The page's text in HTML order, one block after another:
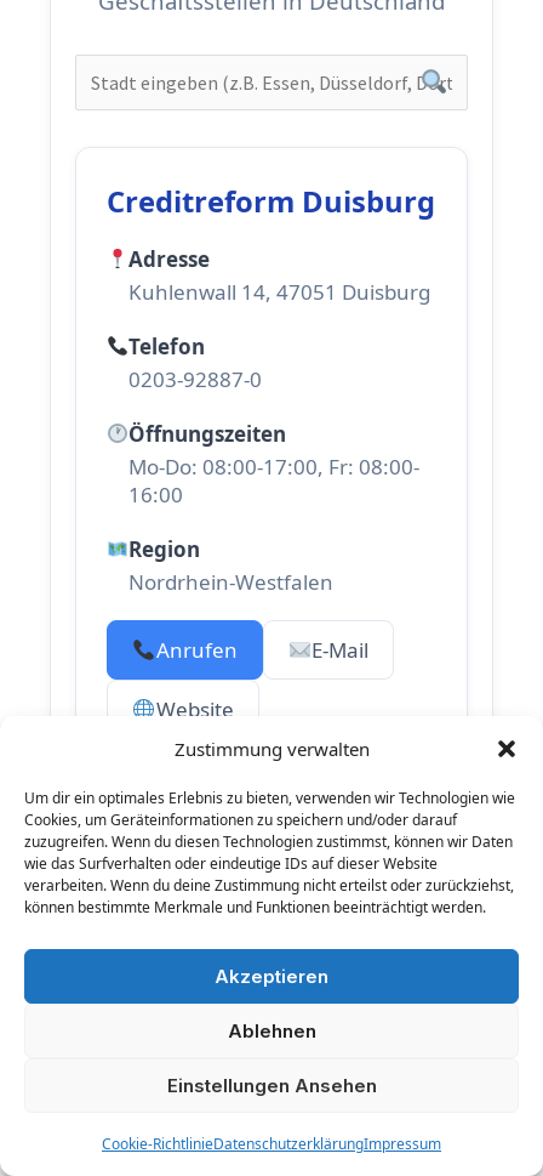
Zustimmung verwalten
Um dir ein optimales Erlebnis zu bieten, verwenden wir Technologien wie
Cookies, um Geräteinformationen zu speichern und/oder darauf
zuzugreifen. Wenn du diesen Technologien zustimmst, können wir Daten
wie das Surfverhalten oder eindeutige IDs auf dieser Website
verarbeiten. Wenn du deine Zustimmung nicht erteilst oder zurückziehst,
können bestimmte Merkmale und Funktionen beeinträchtigt werden.
Akzeptieren
Ablehnen
Einstellungen Ansehen
Cookie-RichtlinieDatenschutzerklärungImpressum
Creditreform Duisburg
Adresse
Kuhlenwall 14, 47051 Duisburg
Telefon
0203-92887-0
Öffnungszeiten
Mo-Do: 08:00-17:00, Fr: 08:00-
16:00
Region
Nordrhein-Westfalen
Anrufen E-Mail
Website
Beliebte Standorte –
Informationen zu weiteren
Creditreform-Geschäftsstellen:
Duisburg Neuss
Augsburg
Berlin Hamburg
Stuttgart
Düsseldorf
Hannover
Bremen
Leipzig